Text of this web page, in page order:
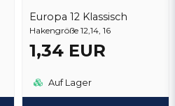
Europa 12 Klassisch
Hakengröße 12,14, 16
1,34 EUR
Auf Lager
senden